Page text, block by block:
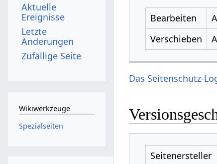
Bearbeiten
Verschieben
Das Seitenschutz-
Seitenersteller
Aktuelle
Ereignisse
Letzte
Änderungen
Zufällige Seite
Wikiwerkzeuge
Spezialseiten